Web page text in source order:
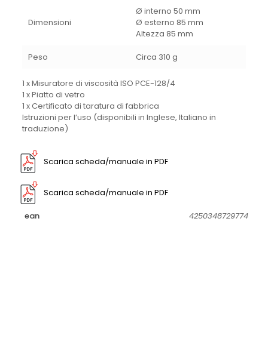
Dimensioni
Ø interno 50 mm
Ø esterno 85 mm
Altezza 85 mm
Peso Circa 310 g
1 x Misuratore di viscosità ISO PCE-128/4
1 x Piatto di vetro
1 x Certificato di taratura di fabbrica
Istruzioni per l’uso (disponibili in Inglese, Italiano in
traduzione)
Scarica scheda/manuale in PDF
Scarica scheda/manuale in PDF
ean 4250348729774